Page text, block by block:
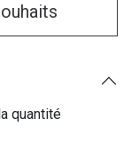
quantité